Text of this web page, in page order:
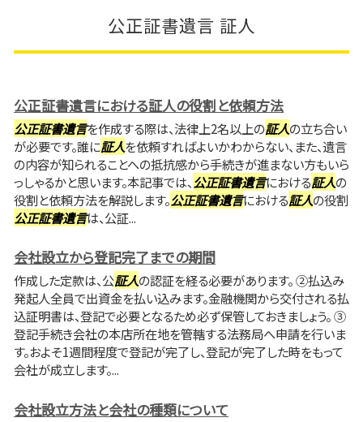
公正証書遺言 証人
公正証書遺言における証人の役割と依頼方法
公正証書遺言を作成する際は、法律上2名以上の証人の立ち合い
が必要です。誰に証人を依頼すればよいかわからない、また、遺言
の内容が知られることへの抵抗感から手続きが進まない方もいら
っしゃるかと思います。本記事では、公正証書遺言における証人の
役割と依頼方法を解説します。公正証書遺言における証人の役割
公正証書遺言は、公証...
会社設立から登記完了までの期間
作成した定款は、公証人の認証を経る必要があります。 ②払込み
発起人全員で出資金を払い込みます。金融機関から交付される払
込証明書は、登記で必要となるため必ず保管しておきましょう。 ③
登記手続き会社の本店所在地を管轄する法務局へ申請を行いま
す。およそ1週間程度で登記が完了し、登記が完了した時をもって
会社が成立します。...
会社設立方法と会社の種類について